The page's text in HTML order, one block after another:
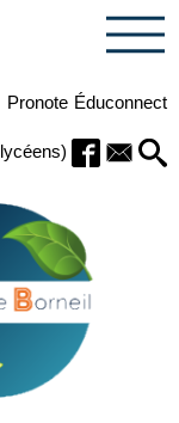
Pronote Éduconnect